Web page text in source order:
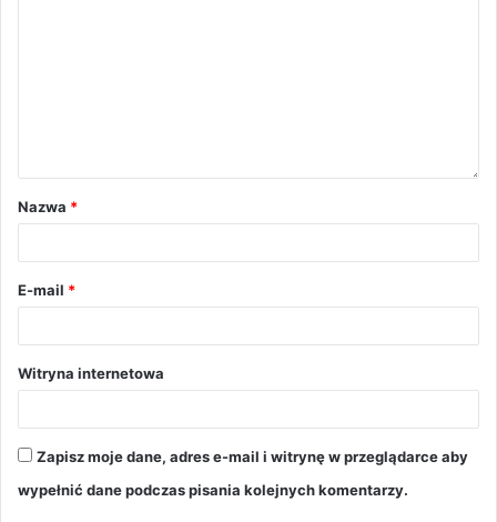
Nazwa *
E-mail *
Witryna internetowa
Zapisz moje dane, adres e-mail i witrynę w przeglądarce aby
wypełnić dane podczas pisania kolejnych komentarzy.